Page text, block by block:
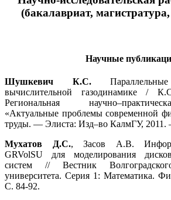
(бакалавриат,
Научные
Шушкевич К.С.
вычислительной газодинамике
Региональная
«Актуальные проблемы современной
труды. — Элиста: Изд–во КалмГУ,
Мухатов Д.С., Засов А.В.
GRVolSU для моделирования
систем // Вестник Волгоградского
университета. Серия 1: Математика.
С. 84-92.